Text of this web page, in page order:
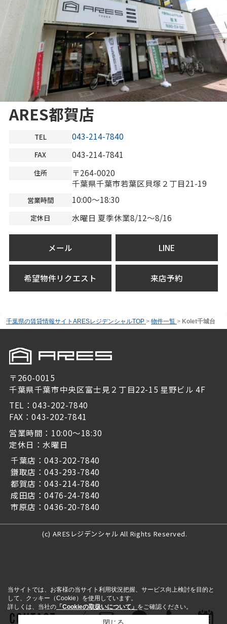
ARES都賀店
TEL 043-214-7840
FAX 043-214-7841
住所
〒264-0020
千葉県千葉市若葉区貝塚２丁目21-19
営業時間 10:00～18:30
定休日 水曜日 夏季休業8/12～8/16
メール LINE
希望物件リクエスト 来店予約
千葉県の賃貸情報サイトARESレジデンシャルTOP > 物件一覧 > Kolet千城台
〒260-0015
千葉県千葉市中央区富士見２丁目22-15 星野ビル 4F
TEL：043-202-7840
FAX：043-202-7841
営業時間：10:00～18:30
定休日：水曜日
千葉店：043-202-7840
鎌取店：043-293-7840
都賀店：043-214-7840
成田店：0476-24-7840
市原店：0436-20-7840
(c) ARESレジデンシャル All Rights Reserved.
当サイトでは、お客様の当サイト利用状況把握、サービス向上検討を目的と
して、クッキー（Cookie）を使用しています。
詳しくは、当社の 「Cookieの取扱いについて」 をご確認ください。